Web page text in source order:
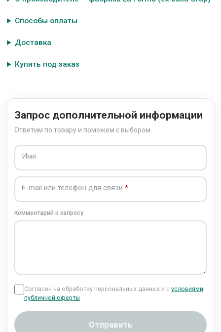
Способы оплаты
Доставка
Купить под заказ
Запрос дополнительной информации
Ответим по товару и поможем с выбором
Имя
E-mail или телефон для связи
Комментарий к запросу
Согласен на обработку персональных данных и с условиями
публичной оферты
Отправить